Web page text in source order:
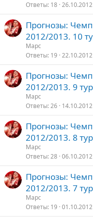
Ответы 18 26.10.2012
Прогнозы:
2012/2013. 10
Марс
Ответы 19 22.10.2012
Прогнозы:
2012/2013. 9
Марс
Ответы 26 14.10.2012
Прогнозы:
2012/2013. 8
Марс
Ответы 28 06.10.2012
Прогнозы:
2012/2013. 7
Марс
Ответы 19 01.10.2012